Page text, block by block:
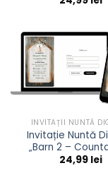
INVITAȚII NUNTĂ
Invitație Nuntă
„Barn 2 –
24,99 lei